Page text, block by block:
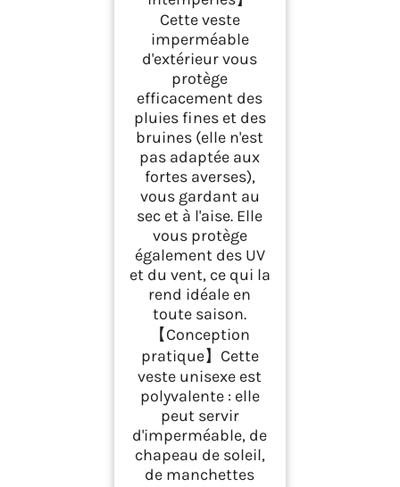
Cette veste
imperméable
d'extérieur vous
protège
efficacement des
pluies fines et des
bruines (elle n'est
pas adaptée aux
fortes averses),
vous gardant au
sec et à l'aise. Elle
vous protège
également des UV
et du vent, ce qui la
rend idéale en
toute saison.
【Conception
pratique】Cette
veste unisexe est
polyvalente : elle
peut servir
d'imperméable, de
chapeau de soleil,
de manchettes